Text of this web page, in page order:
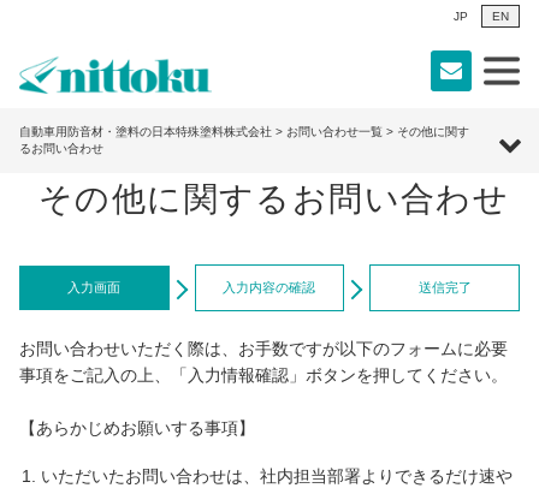
JP EN
自動車用防音材・塗料の日本特殊塗料株式会社 > お問い合わせ一覧 > その他に関す
るお問い合わせ
その他に関するお問い合わせ
入力画面 入力内容の確認 送信完了
お問い合わせいただく際は、お手数ですが以下のフォームに必要
事項をご記入の上、「入力情報確認」ボタンを押してください。
【あらかじめお願いする事項】
いただいたお問い合わせは、社内担当部署よりできるだけ速や